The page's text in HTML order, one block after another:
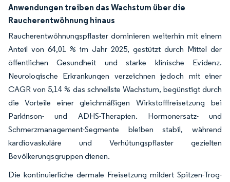
Anwendungen treiben das Wachstum über die
Raucherentwöhnung hinaus
Raucherentwöhnungspflaster dominieren weiterhin mit einem
Anteil von 64,01 % im Jahr 2025, gestützt durch Mittel der
öffentlichen Gesundheit und starke klinische Evidenz.
Neurologische Erkrankungen verzeichnen jedoch mit einer
CAGR von 5,14 % das schnellste Wachstum, begünstigt durch
die Vorteile einer gleichmäßigen Wirkstofffreisetzung bei
Parkinson- und ADHS-Therapien. Hormonersatz- und
Schmerzmanagement-Segmente bleiben stabil, während
kardiovaskuläre und Verhütungspflaster gezielten
Bevölkerungsgruppen dienen.
Die kontinuierliche dermale Freisetzung mildert Spitzen-Trog-